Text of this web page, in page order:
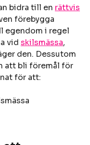
bidra till en rättvis
förebygga
egendom i regel
vid skilsmässa,
den. Dessutom
att bli föremål för
för att: